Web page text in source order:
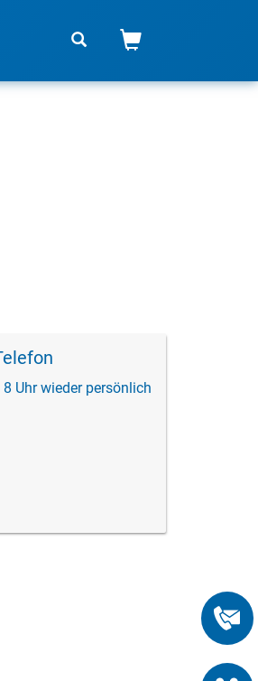
Uhr wieder persönlich